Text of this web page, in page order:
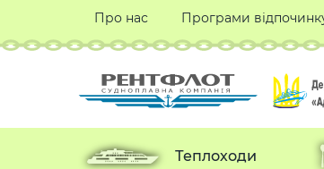
Про нас Програми
Теплоходи